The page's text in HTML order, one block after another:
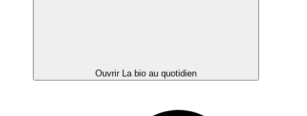
Ouvrir La bio au quotidien